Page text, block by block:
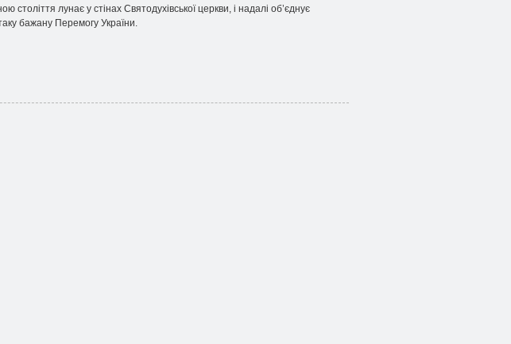
лунає у стінах Святодухівської церкви, і надалі об’єднує
бажану Перемогу України.